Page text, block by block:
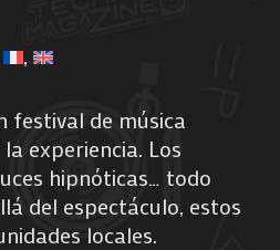
festival de música
experiencia. Los
hipnóticas… todo
del espectáculo, estos
locales.